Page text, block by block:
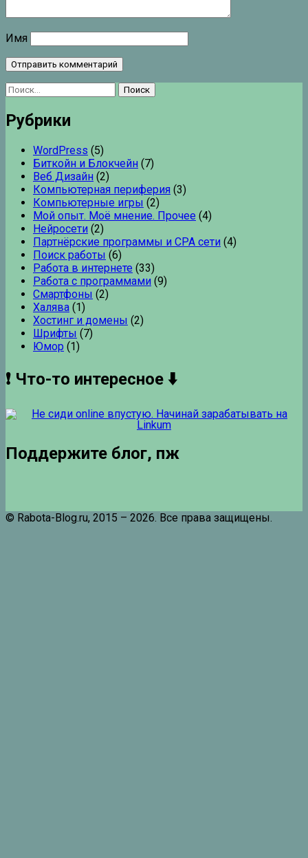
Имя
Найти:
Рубрики
WordPress (5)
Биткойн и Блокчейн (7)
Веб Дизайн (2)
Компьютерная периферия (3)
Компьютерные игры (2)
Мой опыт. Моё мнение. Прочее (4)
Нейросети (2)
Партнёрские программы и CPA сети (4)
Поиск работы (6)
Работа в интернете (33)
Работа с программами (9)
Смартфоны (2)
Халява (1)
Хостинг и домены (2)
Шрифты (7)
Юмор (1)
❗ Что-то интересное ⬇️
Поддержите блог, пж
© Rabota-Blog.ru, 2015 – 2026. Все права защищены.